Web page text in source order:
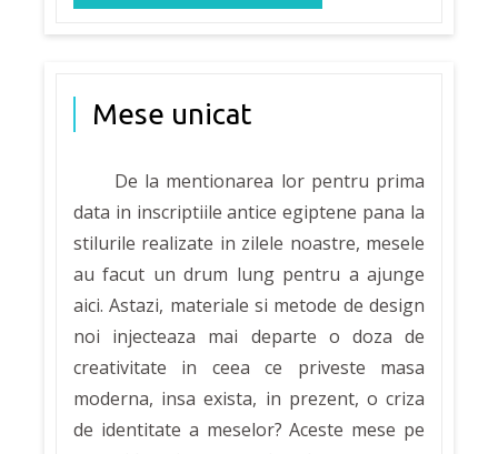
Mese unicat
De la mentionarea lor pentru prima
data in inscriptiile antice egiptene pana la
stilurile realizate in zilele noastre, mesele
au facut un drum lung pentru a ajunge
aici. Astazi, materiale si metode de design
noi injecteaza mai departe o doza de
creativitate in ceea ce priveste masa
moderna, insa exista, in prezent, o criza
de identitate a meselor? Aceste mese pe